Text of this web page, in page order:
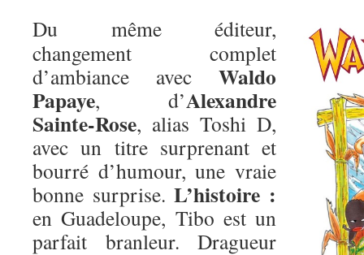
Du même éditeur,
changement complet
d’ambiance avec Waldo
Papaye, d’Alexandre
Sainte-Rose, alias Toshi D,
avec un titre surprenant et
bourré d’humour, une vraie
bonne surprise.L’histoire :
en Guadeloupe, Tibo est un
parfait branleur. Dragueur